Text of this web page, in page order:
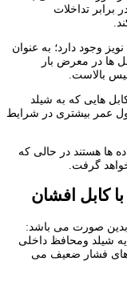
برابر تداخلات
وجود دارد؛ به عنوان
ها در معرض بار
بالاست.
هایی که به شیلد
عمر بیشتری در شرایط
ها هستند در حالی که
گرفت.
با کابل افشان بدین صورت می باشد:
شیلد ومحافظ داخلی
های فشار ضعیف می